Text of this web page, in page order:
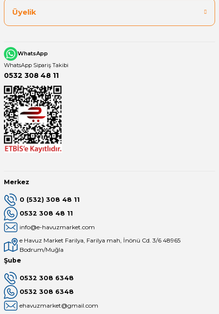
Üyelik
WhatsApp
WhatsApp Sipariş Takibi
0532 308 48 11
Merkez
0 (532) 308 48 11
0532 308 48 11
info@e-havuzmarket.com
e Havuz Market Farilya, Farilya mah, İnönü Cd. 3/6 48965
Bodrum/Muğla
Şube
0532 308 6348
0532 308 6348
ehavuzmarket@gmail.com